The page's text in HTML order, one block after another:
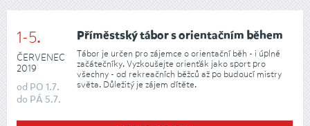
1-5.
ČERVENEC
2019
od PO 1.7.
do PÁ 5.7.
Příměstský tábor s orientačním během
Tábor je určen pro zájemce o orientační běh - i úplné
začátečníky. Vyzkoušejte orienťák jako sport pro
všechny - od rekreačních běžců až po budoucí mistry
světa. Důležitý je zájem dítěte.